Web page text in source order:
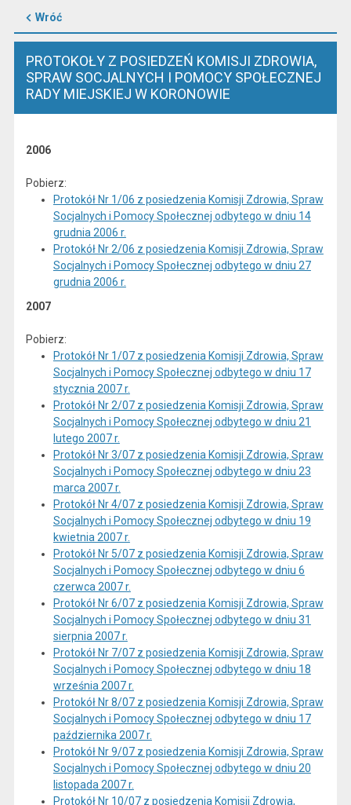
Wróć
PROTOKOŁY Z POSIEDZEŃ KOMISJI ZDROWIA,
SPRAW SOCJALNYCH I POMOCY SPOŁECZNEJ
RADY MIEJSKIEJ W KORONOWIE
2006
Pobierz:
Protokół Nr 1/06 z posiedzenia Komisji Zdrowia, Spraw
Socjalnych i Pomocy Społecznej odbytego w dniu 14
grudnia 2006 r.
Protokół Nr 2/06 z posiedzenia Komisji Zdrowia, Spraw
Socjalnych i Pomocy Społecznej odbytego w dniu 27
grudnia 2006 r.
2007
Pobierz:
Protokół Nr 1/07 z posiedzenia Komisji Zdrowia, Spraw
Socjalnych i Pomocy Społecznej odbytego w dniu 17
stycznia 2007 r.
Protokół Nr 2/07 z posiedzenia Komisji Zdrowia, Spraw
Socjalnych i Pomocy Społecznej odbytego w dniu 21
lutego 2007 r.
Protokół Nr 3/07 z posiedzenia Komisji Zdrowia, Spraw
Socjalnych i Pomocy Społecznej odbytego w dniu 23
marca 2007 r.
Protokół Nr 4/07 z posiedzenia Komisji Zdrowia, Spraw
Socjalnych i Pomocy Społecznej odbytego w dniu 19
kwietnia 2007 r.
Protokół Nr 5/07 z posiedzenia Komisji Zdrowia, Spraw
Socjalnych i Pomocy Społecznej odbytego w dniu 6
czerwca 2007 r.
Protokół Nr 6/07 z posiedzenia Komisji Zdrowia, Spraw
Socjalnych i Pomocy Społecznej odbytego w dniu 31
sierpnia 2007 r.
Protokół Nr 7/07 z posiedzenia Komisji Zdrowia, Spraw
Socjalnych i Pomocy Społecznej odbytego w dniu 18
września 2007 r.
Protokół Nr 8/07 z posiedzenia Komisji Zdrowia, Spraw
Socjalnych i Pomocy Społecznej odbytego w dniu 17
października 2007 r.
Protokół Nr 9/07 z posiedzenia Komisji Zdrowia, Spraw
Socjalnych i Pomocy Społecznej odbytego w dniu 20
listopada 2007 r.
Protokół Nr 10/07 z posiedzenia Komisji Zdrowia,